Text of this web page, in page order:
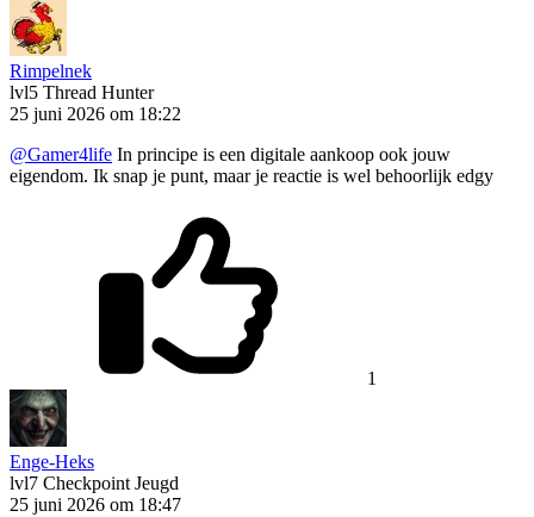
Rimpelnek
lvl5 Thread Hunter
25 juni 2026 om 18:22
@Gamer4life In principe is een digitale aankoop ook jouw
eigendom. Ik snap je punt, maar je reactie is wel behoorlijk edgy
1
Enge-Heks
lvl7 Checkpoint Jeugd
25 juni 2026 om 18:47